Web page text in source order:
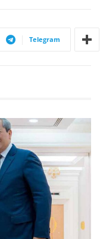
Telegram